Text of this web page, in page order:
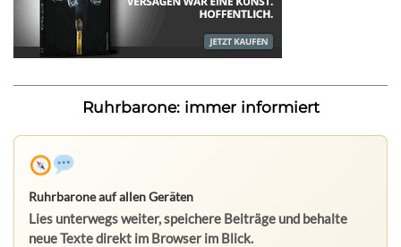
Ruhrbarone: immer informiert
Ruhrbarone auf allen Geräten
Lies unterwegs weiter, speichere Beiträge und behalte
neue Texte direkt im Browser im Blick.